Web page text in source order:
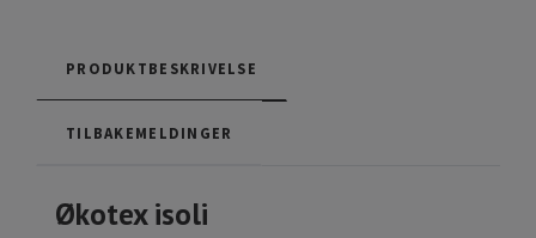
PRODUKTBESKRIVELSE
TILBAKEMELDINGER
Økotex isoli